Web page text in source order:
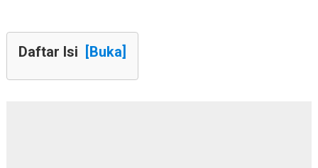
Daftar Isi [Buka]